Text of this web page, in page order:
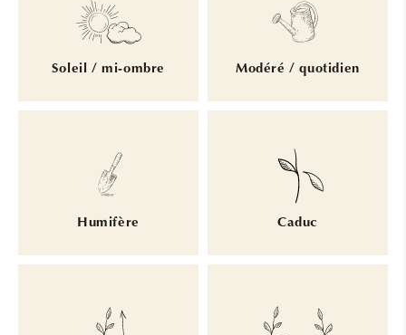
Soleil / mi-ombre Modéré / quotidien
Humifère Caduc